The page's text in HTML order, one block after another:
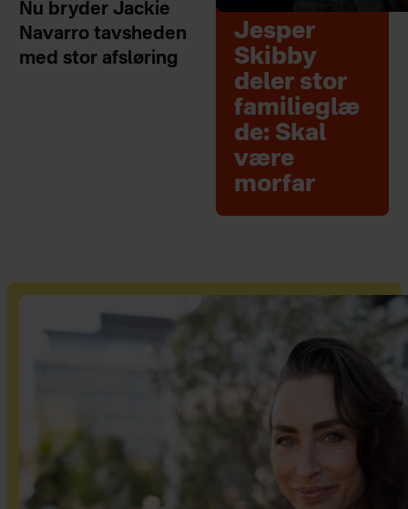
Nu bryder Jackie
Navarro tavsheden
med stor afsløring
Jesper
Skibby
deler stor
familieglæ
de: Skal
være
morfar